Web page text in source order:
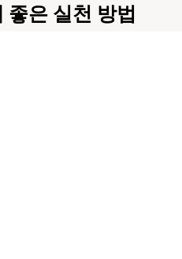
좋은 실천 방법